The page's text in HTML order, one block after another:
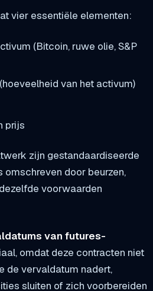
vier essentiële elementen:
(Bitcoin, ruwe olie, S&P
van het activum)
prijs
zijn gestandaardiseerde
door beurzen,
voorwaarden
van futures-
omdat deze contracten niet
de vervaldatum nadert,
sluiten of zich voorbereiden